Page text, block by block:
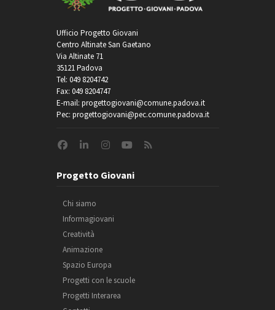
Ufficio Progetto Giovani
Centro Altinate San Gaetano
Via Altinate 71
35121 Padova
Tel: 049 8204742
Fax: 049 8204747
E-mail: progettogiovani@comune.padova.it
Pec: progettogiovani@pec.comune.padova.it
Progetto Giovani
Chi siamo
Informagiovani
Creatività
Animazione
Spazio Europa
Progetti con le scuole
Progetti Interarea